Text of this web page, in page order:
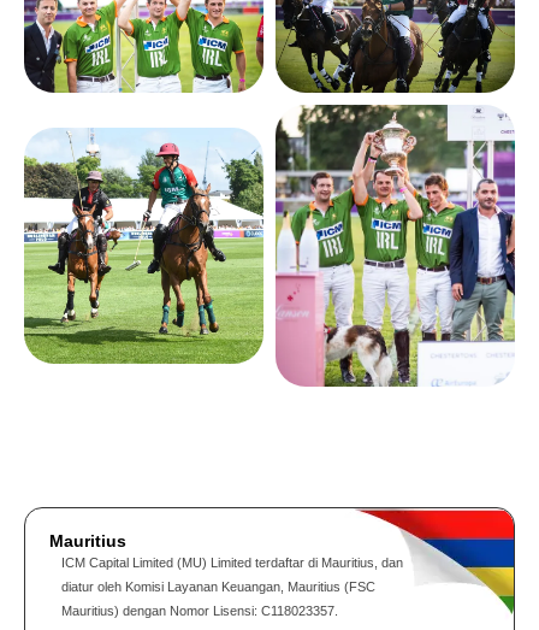
Mauritius
ICM Capital Limited (MU) Limited terdaftar di Mauritius, dan
diatur oleh Komisi Layanan Keuangan, Mauritius (FSC
Mauritius) dengan Nomor Lisensi: C118023357.